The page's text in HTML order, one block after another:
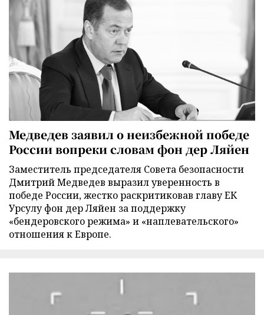
Медведев заявил о неизбежной победе
России вопреки словам фон дер Ляйен
Заместитель председателя Совета безопасности
Дмитрий Медведев выразил уверенность в
победе России, жестко раскритиковав главу ЕК
Урсулу фон дер Ляйен за поддержку
«бендеровского режима» и «наплевательского»
отношения к Европе.